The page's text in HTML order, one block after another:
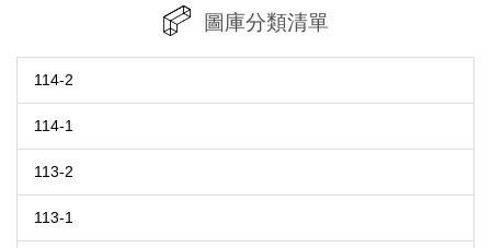
圖庫分類清單
114-2
114-1
113-2
113-1